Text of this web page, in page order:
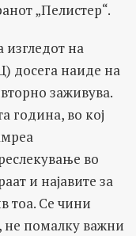
„Пелистер“.
на
досега наиде на
заживува.
година, во кој
во
и најавите за
тоа. Се чини
не помалку важни